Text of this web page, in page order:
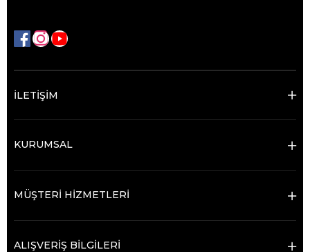
İLETİŞİM
KURUMSAL
MÜŞTERİ HİZMETLERİ
ALIŞVERİŞ BİLGİLERİ